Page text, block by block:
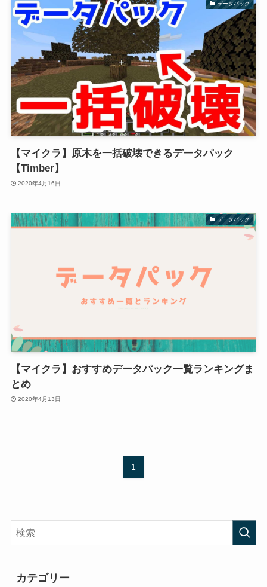
データパック
【マイクラ】原木を一括破壊できるデータパック
【Timber】
2020年4月16日
データパック
【マイクラ】おすすめデータパック一覧ランキングま
とめ
2020年4月13日
1
カテゴリー